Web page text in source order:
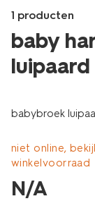
1 producten
baby
broeken/
bruin-
Products
laag geprijsd
babybroek
niet online,
winkelvoorraad
N/A